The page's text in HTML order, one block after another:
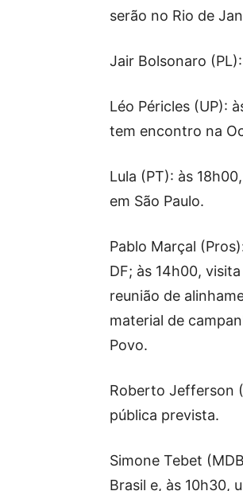
serão no Rio de
Jair Bolsonaro
Léo Péricles (UP):
tem encontro na
Lula (PT): às
em São Paulo.
Pablo Marçal
DF; às 14h00,
reunião de
material de
Povo.
Roberto Jefferson
pública prevista.
Simone Tebet
Brasil e, às 10h30,